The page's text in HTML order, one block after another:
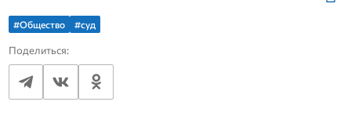
#Общество #суд
Поделиться: